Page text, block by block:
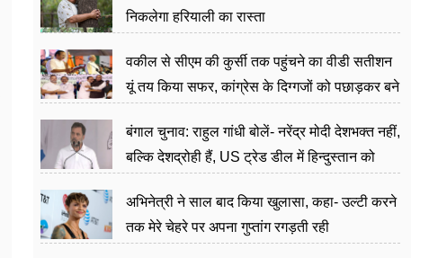
निकलेगा हरियाली का रास्ता
वकील से सीएम की कुर्सी तक पहुंचने का वीडी सतीशन
यूं तय किया सफर, कांग्रेस के दिग्गजों को पछाड़कर बने
बंगाल चुनाव: राहुल गांधी बोलें- नरेंद्र मोदी देशभक्त नहीं,
बल्कि देशद्रोही हैं, US ट्रेड डील में हिन्दुस्तान को
अभिनेत्री ने साल बाद किया खुलासा, कहा- उल्टी करने
तक मेरे चेहरे पर अपना गुप्तांग रगड़ती रही